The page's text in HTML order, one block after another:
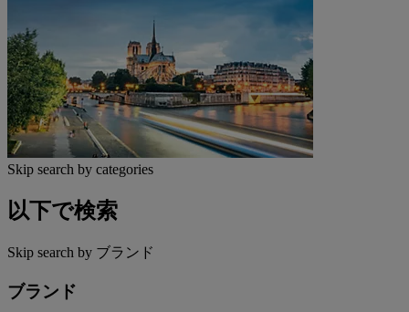
Skip search by categories
以下で検索
Skip search by ブランド
ブランド